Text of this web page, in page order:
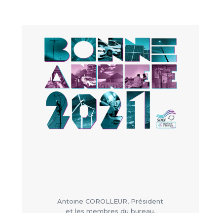
Antoine COROLLEUR, Président
et les membres du bureau,